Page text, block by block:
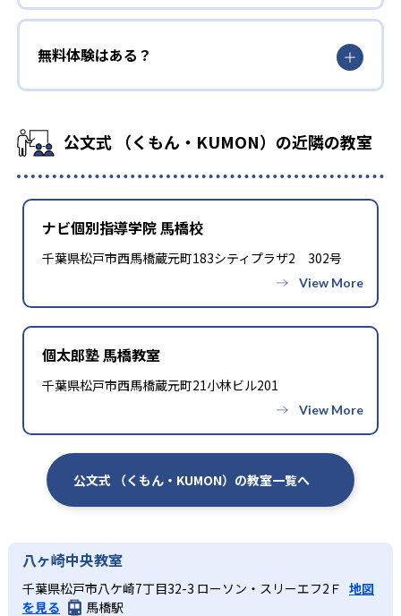
無料体験はある？
公文式 （くもん・KUMON）の近隣の教室
ナビ個別指導学院 馬橋校
千葉県松戸市西馬橋蔵元町183シティプラザ2 302号
個太郎塾 馬橋教室
千葉県松戸市西馬橋蔵元町21小林ビル201
公文式 （くもん・KUMON）の教室一覧へ
八ヶ崎中央教室
千葉県松戸市八ケ崎7丁目32-3 ローソン・スリーエフ2Ｆ 地図
を見る
馬橋駅